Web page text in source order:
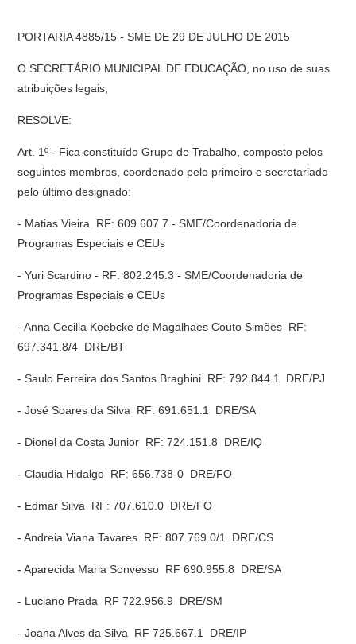
PORTARIA 4885/15 - SME DE 29 DE JULHO DE 2015
O SECRETÁRIO MUNICIPAL DE EDUCAÇÃO, no uso de suas
atribuições legais,
RESOLVE:
Art. 1º - Fica constituído Grupo de Trabalho, composto pelos
seguintes membros, coordenado pelo primeiro e secretariado
pelo último designado:
- Matias Vieira  RF: 609.607.7 - SME/Coordenadoria de
Programas Especiais e CEUs
- Yuri Scardino - RF: 802.245.3 - SME/Coordenadoria de
Programas Especiais e CEUs
- Anna Cecilia Koebcke de Magalhaes Couto Simões  RF:
697.341.8/4  DRE/BT
- Saulo Ferreira dos Santos Braghini  RF: 792.844.1  DRE/PJ
- José Soares da Silva  RF: 691.651.1  DRE/SA
- Dionel da Costa Junior  RF: 724.151.8  DRE/IQ
- Claudia Hidalgo  RF: 656.738-0  DRE/FO
- Edmar Silva  RF: 707.610.0  DRE/FO
- Andreia Viana Tavares  RF: 807.769.0/1  DRE/CS
- Aparecida Maria Sonvesso  RF 690.955.8  DRE/SA
- Luciano Prada  RF 722.956.9  DRE/SM
- Joana Alves da Silva  RF 725.667.1  DRE/IP